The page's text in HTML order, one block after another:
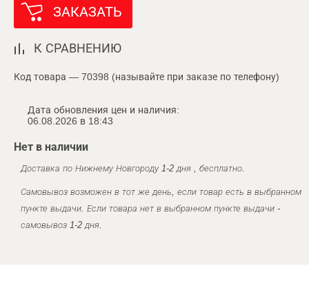
ЗАКАЗАТЬ
К СРАВНЕНИЮ
Код товара — 70398 (называйте при заказе по телефону)
Дата обновления цен и наличия:
06.08.2026 в 18:43
Нет в наличии
Доставка по Нижнему Новгороду 1-2 дня , бесплатно.
Самовывоз возможен в тот же день, если товар есть в выбранном
пункте выдачи. Если товара нет в выбранном пункте выдачи -
самовывоз 1-2 дня.